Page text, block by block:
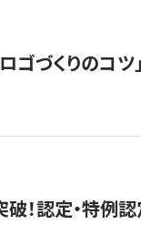
ゴづくりのコツ
！認定・特例